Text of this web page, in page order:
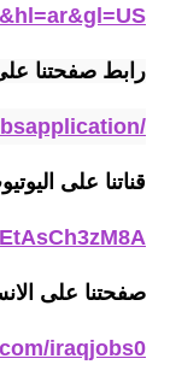
رابط صفحتنا
قناتنا على
صفحتنا على
iraqjobs0/